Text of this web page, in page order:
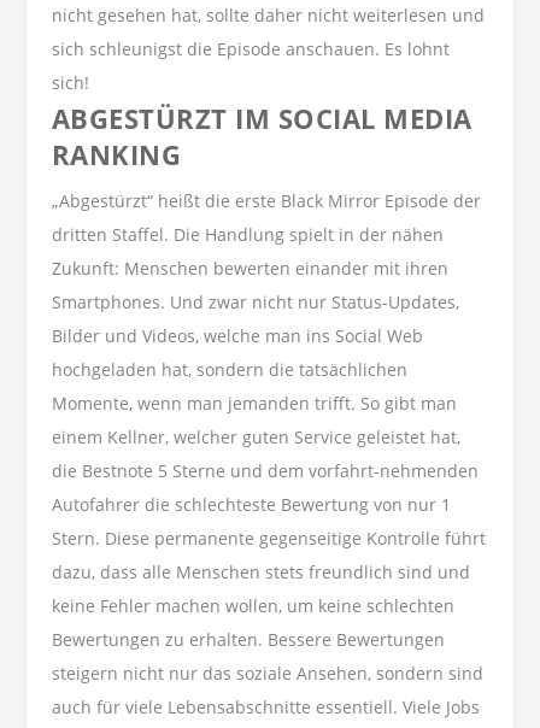
nicht gesehen hat, sollte daher nicht weiterlesen und
sich schleunigst die Episode anschauen. Es lohnt
sich!
ABGESTÜRZT IM SOCIAL MEDIA
RANKING
„Abgestürzt“ heißt die erste Black Mirror Episode der
dritten Staffel. Die Handlung spielt in der nähen
Zukunft: Menschen bewerten einander mit ihren
Smartphones. Und zwar nicht nur Status-Updates,
Bilder und Videos, welche man ins Social Web
hochgeladen hat, sondern die tatsächlichen
Momente, wenn man jemanden trifft. So gibt man
einem Kellner, welcher guten Service geleistet hat,
die Bestnote 5 Sterne und dem vorfahrt-nehmenden
Autofahrer die schlechteste Bewertung von nur 1
Stern. Diese permanente gegenseitige Kontrolle führt
dazu, dass alle Menschen stets freundlich sind und
keine Fehler machen wollen, um keine schlechten
Bewertungen zu erhalten. Bessere Bewertungen
steigern nicht nur das soziale Ansehen, sondern sind
auch für viele Lebensabschnitte essentiell. Viele Jobs